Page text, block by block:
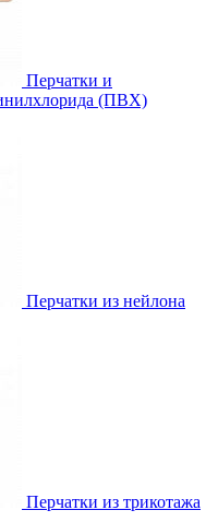
Перчатки и
(ПВХ)
Перчатки из нейлона
Перчатки из трикотажа